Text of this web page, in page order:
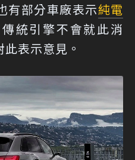
有部分車廠表示純電
統引擎不會就此消
表示意見。